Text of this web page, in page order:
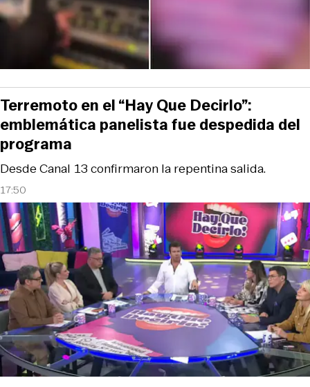
17:50
Desde Canal 13 confirmaron la repentina salida.
Terremoto en el “Hay Que Decirlo”:
emblemática panelista fue despedida del
programa